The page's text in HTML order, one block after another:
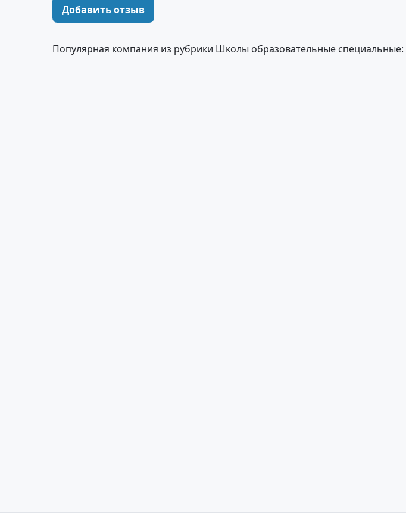
Добавить отзыв
Популярная компания из рубрики Школы образовательные специальные: